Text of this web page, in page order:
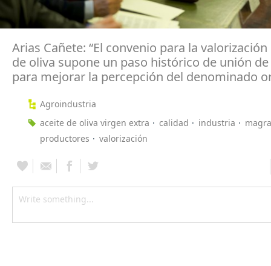
Arias Cañete: “El convenio para la
de oliva supone un paso histórico de unión
para mejorar la percepción del denominado
Agroindustria
aceite de oliva virgen extra
calidad industria
productores
valorización